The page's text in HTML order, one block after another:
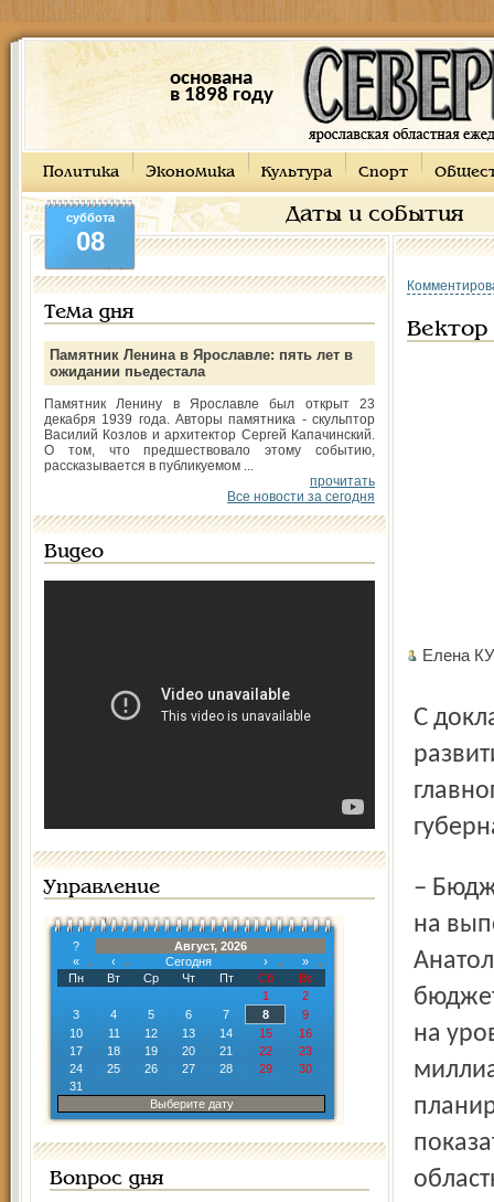
основана
в 1898 году
Политика Экономика Культура Спорт
Даты и события
суббота
08
Тема дня
Памятник Ленина в Ярославле: пять лет в
ожидании пьедестала
Памятник Ленину в Ярославле был открыт 23
декабря 1939 года. Авторы памятника - скульптор
Василий Козлов и архитектор Сергей Капачинский.
О том, что предшествовало этому событию,
рассказывается в публикуемом ...
прочитать
Все новости за сегодня
Видео
Управление
?
Август, 2026
«
‹ Сегодня ›
»
Пн
Вт Ср Чт Пт Сб
Вс
1
2
3
4 5 6 7 8
9
10
11 12 13 14 15
16
17
18 19 20 21 22
23
24
25 26 27 28 29
30
31
Выберите дату
Вопрос дня
Вектор
Елена
С докладом о прогнозе социально-экономического
– Бюджет будущего года в первую очередь ориентирован
на
на